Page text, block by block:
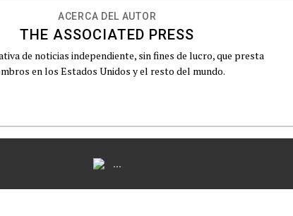
ACERCA DEL AUTOR
THE ASSOCIATED PRESS
de noticias independiente, sin fines de lucro, que presta
en los Estados Unidos y el resto del mundo.
...